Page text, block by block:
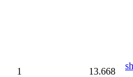
1 13.668